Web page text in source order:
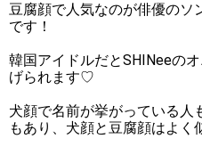
豆腐顔で人気なのが俳優のソ
です！
韓国アイドルだとSHINeeの
げられます♡
犬顔で名前が挙がっている人
もあり、犬顔と豆腐顔はよく